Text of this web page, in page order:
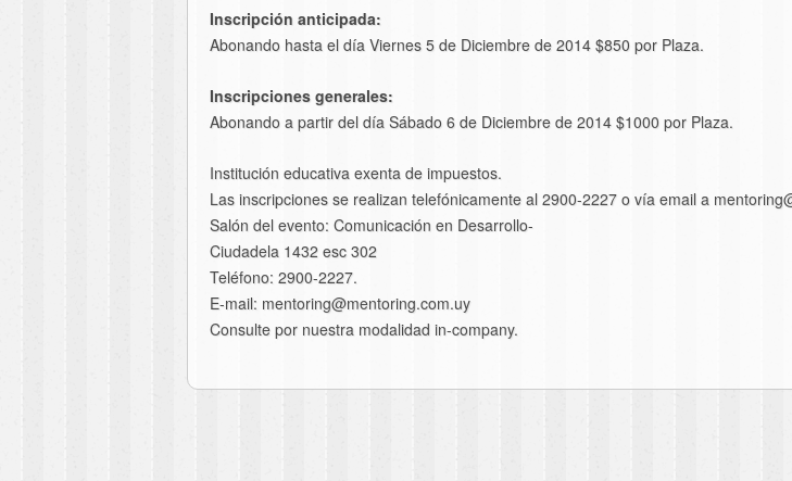
Inscripción anticipada:
Abonando hasta el día Viernes 5 de Diciembre de 2014 $850 por Plaza.
Inscripciones generales:
Abonando a partir del día Sábado 6 de Diciembre de 2014 $1000 por Plaza.
Institución educativa exenta de impuestos.
Las inscripciones se realizan telefónicamente al 2900-2227 o vía email a
Salón del evento: Comunicación en Desarrollo-
Ciudadela 1432 esc 302
Teléfono: 2900-2227.
E-mail: mentoring@mentoring.com.uy
Consulte por nuestra modalidad in-company.